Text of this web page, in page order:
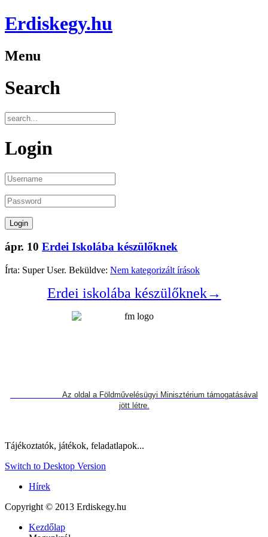
Erdiskegy.hu
Menu
Search
Login
ápr. 10 Erdei Iskolába készülőknek
Írta: Super User. Beküldve: Nem kategorizált írások
Erdei iskolába készülőknek→
Az oldal a Földművelésügyi Minisztérium támogatásával
jött létre.
Tájékoztatók, játékok, feladatlapok...
Switch to Desktop Version
Hírek
Copyright © 2013 Erdiskegy.hu
Kezdőlap